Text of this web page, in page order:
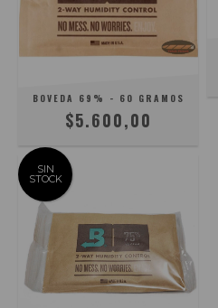
BOVEDA 69% - 60 GRAMOS
$5.600,00
SIN
STOCK